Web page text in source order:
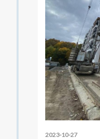
2023-10-27